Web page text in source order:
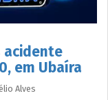
acidente
em Ubaíra
Alves